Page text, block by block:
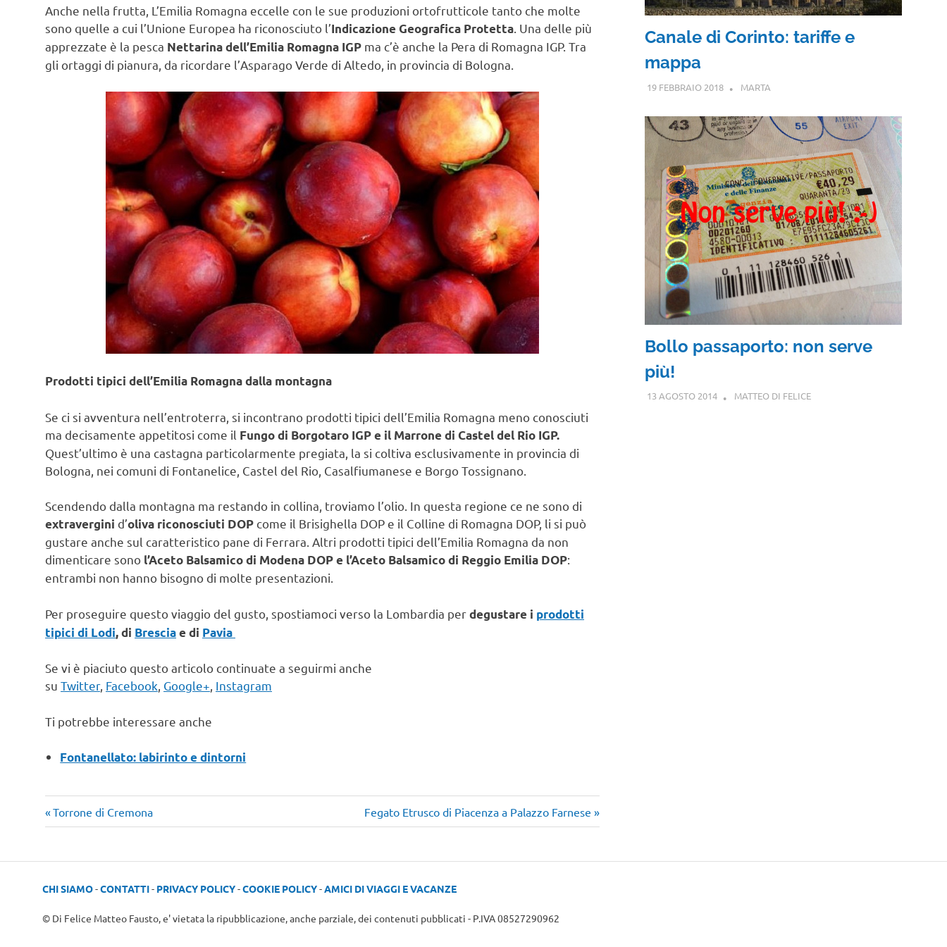
Anche nella frutta, L’Emilia Romagna eccelle con le sue produzioni ortofrutticole tanto che molte
sono quelle a cui l’Unione Europea ha riconosciuto l’Indicazione Geografica Protetta. Una delle più
apprezzate è la pesca Nettarina dell’Emilia Romagna IGP ma c’è anche la Pera di Romagna IGP. Tra
gli ortaggi di pianura, da ricordare l’Asparago Verde di Altedo, in provincia di Bologna.
Prodotti tipici dell’Emilia Romagna dalla montagna
Se ci si avventura nell’entroterra, si incontrano prodotti tipici dell’Emilia Romagna meno conosciuti
ma decisamente appetitosi come il Fungo di Borgotaro IGP e il Marrone di Castel del Rio IGP.
Quest’ultimo è una castagna particolarmente pregiata, la si coltiva esclusivamente in provincia di
Bologna, nei comuni di Fontanelice, Castel del Rio, Casalfiumanese e Borgo Tossignano.
Scendendo dalla montagna ma restando in collina, troviamo l’olio. In questa regione ce ne sono di
extravergini d’oliva riconosciuti DOP come il Brisighella DOP e il Colline di Romagna DOP, li si può
gustare anche sul caratteristico pane di Ferrara. Altri prodotti tipici dell’Emilia Romagna da non
dimenticare sono l’Aceto Balsamico di Modena DOP e l’Aceto Balsamico di Reggio Emilia DOP:
entrambi non hanno bisogno di molte presentazioni.
Per proseguire questo viaggio del gusto, spostiamoci verso la Lombardia perdegustare i prodotti
tipici di Lodi, di Bresciae di Pavia
Se vi è piaciuto questo articolo continuate a seguirmi anche
su Twitter, Facebook, Google+, Instagram
Ti potrebbe interessare anche
Fontanellato: labirinto e dintorni
Navigazione
Articolo
precedente:
Torrone di Cremona
Articolo
successivo:
Fegato Etrusco di Piacenza a Palazzo Farnese
Canale di Corinto: tariffe e
mappa
19 FEBBRAIO 2018 MARTA
Bollo passaporto: non serve
più!
13 AGOSTO 2014 MATTEO DI FELICE
CHI SIAMO-CONTATTI- PRIVACY POLICY-COOKIE POLICY-AMICI DI VIAGGI E VACANZE
© Di Felice Matteo Fausto, e' vietata la ripubblicazione, anche parziale, dei contenuti pubblicati - P.IVA 08527290962